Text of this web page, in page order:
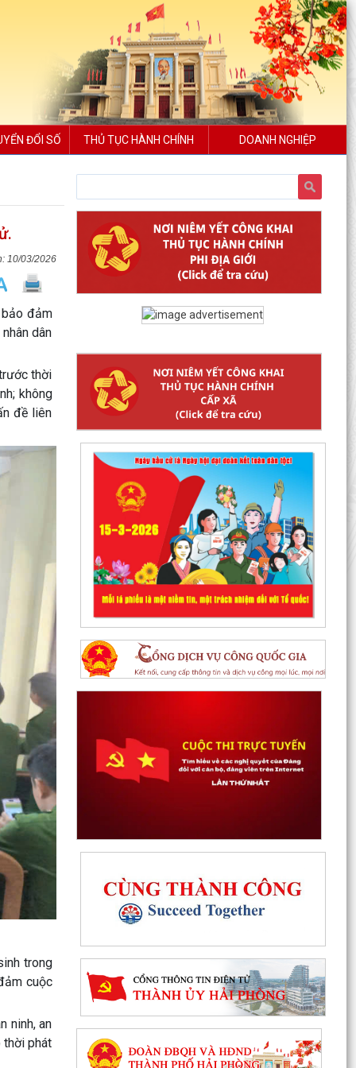
ĐỔI SỐ THỦ TỤC HÀNH CHÍNH DOANH NGHIỆP
10/03/2026
đảm
dân
thời
không
đề liên
trong
cuộc
ninh, an
thời phát
Tổ đại biểu HĐND thành phố số 15 tiếp xúc cử tri
sau kỳ họp thường lệ giữa năm 2026
Thanh Hà đẩy mạnh chuyển đổi số trong công